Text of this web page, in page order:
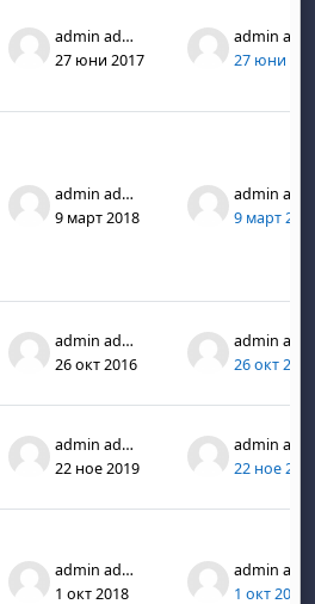
admin admin
27 юни 2017
27 юни
admin admin
9 март 2018
9 март
admin admin
26 окт 2016
26 окт 2016
admin admin
22 ное 2019
22 ное
admin admin
1 окт 2018
1 окт 2018